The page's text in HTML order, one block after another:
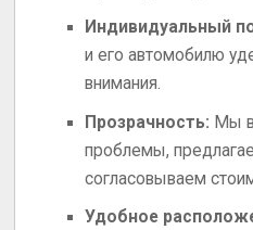
Индивидуальный
и его автомобилю
внимания.
Прозрачность: Мы
проблемы,
согласовываем
Удобное